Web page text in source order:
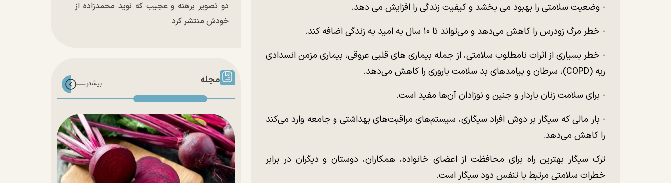
- وضعیت سلامتی را بهبود می بخشد و کیفیت زندگی را افزایش می دهد.
- خطر مرگ زودرس را کاهش می‌دهد و می‌تواند تا ۱۰ سال به امید به زندگی اضافه کند.
- خطر بسیاری از اثرات نامطلوب سلامتی، از جمله بیماری های قلبی عروقی، بیماری مزمن انسدادی
ریه (COPD)، سرطان و پیامدهای بد سلامت باروری را کاهش می‌دهد.
- برای سلامت زنان باردار و جنین و نوزادان آن‌ها مفید است.
- بار مالی که سیگار بر دوش افراد سیگاری، سیستم‌های مراقبت‌های بهداشتی و جامعه وارد می‌کند
را کاهش می‌دهد.
ترک سیگار بهترین راه برای محافظت از اعضای خانواده، همکاران، دوستان و دیگران در برابر
خطرات سلامتی مرتبط با تنفس دود سیگار است.
دو تصویر برهنه و عجیب که نوید محمدزاده از
خودش منتشر کرد
مجله